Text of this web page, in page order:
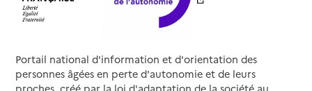
Portail national d'information et d'orientation des
personnes âgées en perte d'autonomie et de leurs